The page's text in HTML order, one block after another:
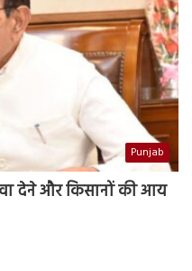
Punjab
देने और किसानों की आय